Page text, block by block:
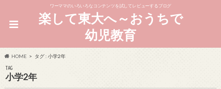
ワーママのいろいろなコンテンツを試してレビューするブログ
楽して東大へ～おうちで
幼児教育
HOME タグ : 小学2年
TAG
小学2年